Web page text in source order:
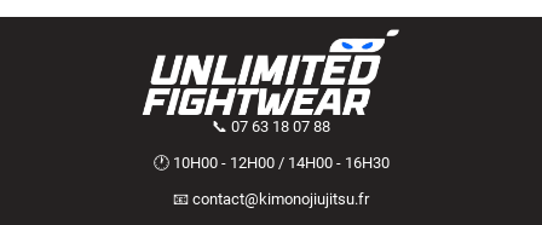
📞 07 63 18 07 88
🕐 10H00 - 12H00 / 14H00 - 16H30
📧 contact@kimonojiujitsu.fr